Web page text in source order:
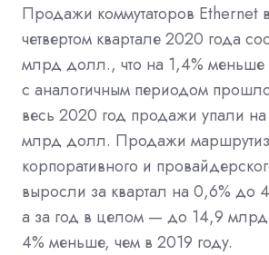
Продажи коммутаторов Ethernet
четвертом квартале 2020 года
млрд долл., что на 1,4%
с аналогичным периодом
весь 2020 год продажи упали
млрд долл. Продажи
корпоративного и
выросли за квартал на 0,6%
а за год в целом — до 14,9
4% меньше, чем в 2019 году.